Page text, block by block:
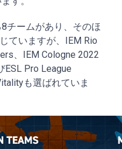
チームがあり、そのほ
ていますが、IEM Rio
、IEM Cologne 2022
ESL Pro League
も選ばれていま